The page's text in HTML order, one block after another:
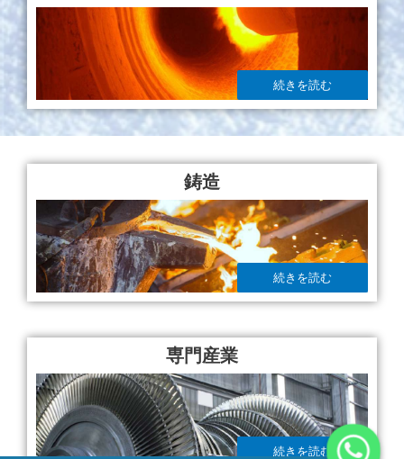
続きを読む
鋳造
続きを読む
専門産業
続きを読む